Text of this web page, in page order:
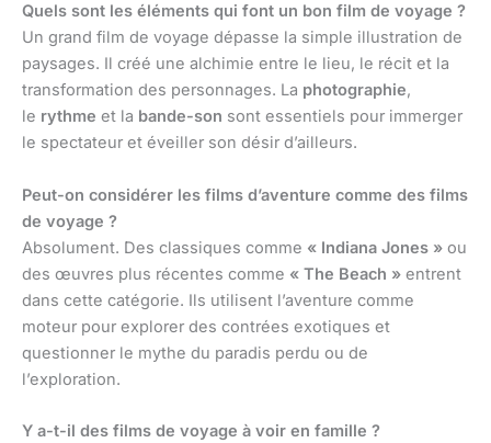
Quels sont les éléments qui font un bon film de voyage ?
Un grand film de voyage dépasse la simple illustration de
paysages. Il créé une alchimie entre le lieu, le récit et la
transformation des personnages. La photographie,
le rythme et la bande-son sont essentiels pour immerger
le spectateur et éveiller son désir d’ailleurs.
Peut-on considérer les films d’aventure comme des films
de voyage ?
Absolument. Des classiques comme « Indiana Jones » ou
des œuvres plus récentes comme « The Beach » entrent
dans cette catégorie. Ils utilisent l’aventure comme
moteur pour explorer des contrées exotiques et
questionner le mythe du paradis perdu ou de
l’exploration.
Y a-t-il des films de voyage à voir en famille ?